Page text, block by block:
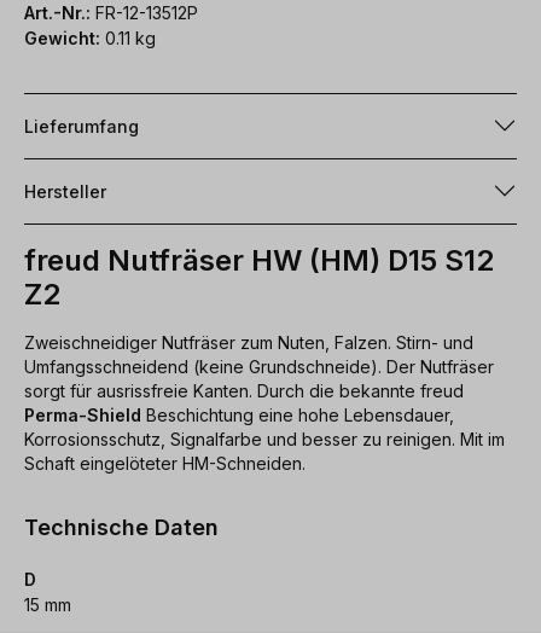
Art.-Nr.: FR-12-13512P
Gewicht: 0.11 kg
Lieferumfang
Hersteller
freud Nutfräser HW (HM) D15 S12
Z2
Zweischneidiger Nutfräser zum Nuten, Falzen. Stirn- und
Umfangsschneidend (keine Grundschneide). Der Nutfräser
sorgt für ausrissfreie Kanten. Durch die bekannte freud
Perma-Shield Beschichtung eine hohe Lebensdauer,
Korrosionsschutz, Signalfarbe und besser zu reinigen. Mit im
Schaft eingelöteter HM-Schneiden.
Technische Daten
D
15 mm